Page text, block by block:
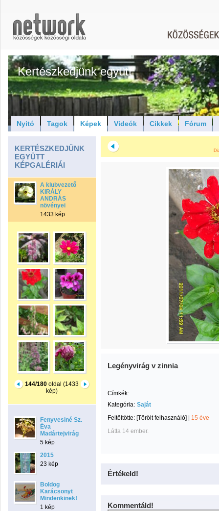
Kertészkedjünk együtt
Nyitó Tagok Képek Videók Cikkek Fórum
KERTÉSZKEDJÜNK
EGYÜTT
KÉPGALÉRIÁI
A klubvezető
KIRÁLY
ANDRÁS
növényei
1433 kép
144/180 oldal (1433
kép)
Fenyvesiné Sz.
Éva
Madártejvirág
5 kép
2015
23 kép
Boldog
Karácsonyt
Mindenkinek!
1 kép
Legényvirág v zinnia
Címkék:
Kategória: Saját
Feltöltötte: [Törölt felhasználó]
15 éve
Látta 14 ember.
Értékeld!
Kommentáld!